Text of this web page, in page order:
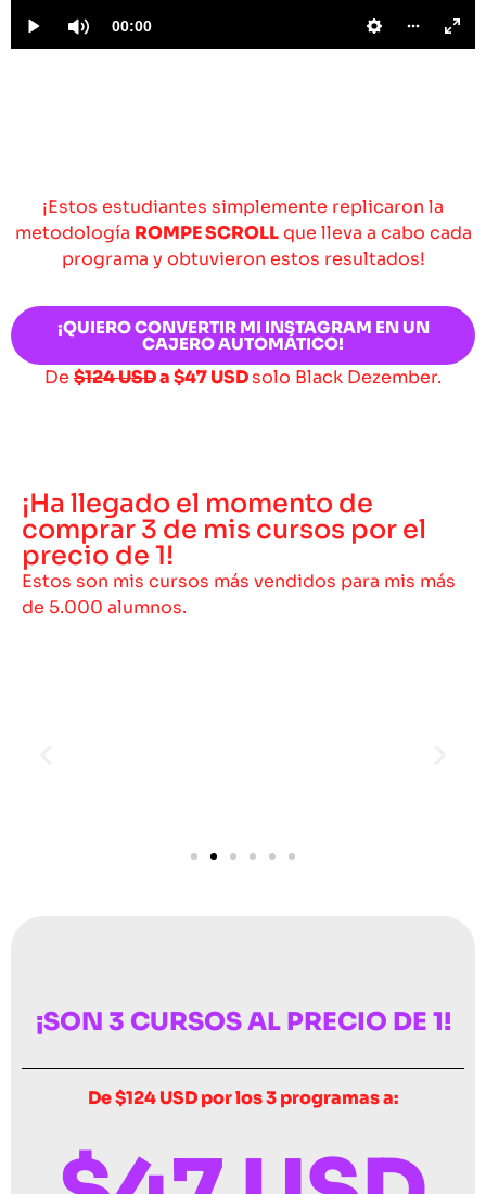
¡Estos estudiantes simplemente replicaron la
metodología ROMPE SCROLLque lleva a cabo cada
programa y obtuvieron estos resultados!
¡QUIERO CONVERTIR MI INSTAGRAM EN UN
CAJERO AUTOMÁTICO!
De $124 USDa$47 USDsolo Black Dezember.
¡Ha llegado el momento de
comprar 3 de mis cursos por el
precio de 1!
Estos son mis cursos más vendidos para mis más
de 5.000 alumnos.
¡SON 3 CURSOS AL PRECIO DE 1!
De $124 USD por los 3 programas a: